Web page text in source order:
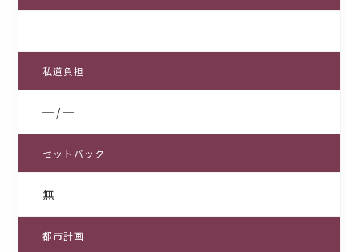
私道負担
─ / ─
セットバック
無
都市計画